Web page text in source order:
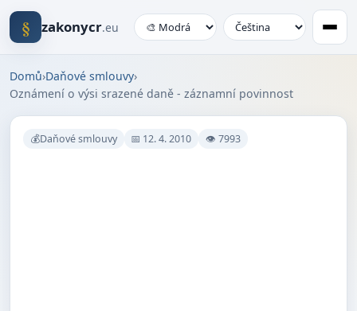
§ zakonycr.eu
Domů›Daňové smlouvy›
Oznámení o výsi srazené daně - záznamní povinnost
💰Daňové smlouvy 📅 12. 4. 2010 👁 7993